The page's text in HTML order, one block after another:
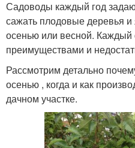
Садоводы каждый год
сажать плодовые деревья и
осенью или весной. Каждый
преимуществами и
Рассмотрим детально
осенью , когда и как
дачном участке.